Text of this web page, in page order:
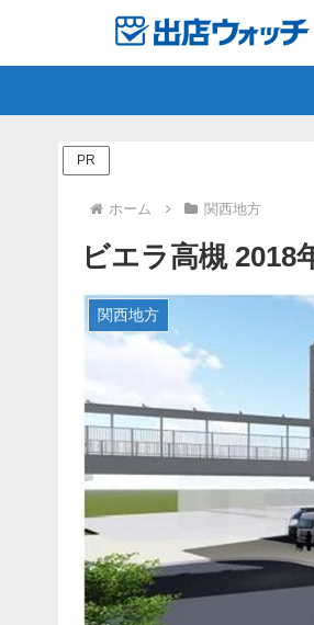
PR
ホーム 関西地方
ビエラ高槻 2018
関西地方